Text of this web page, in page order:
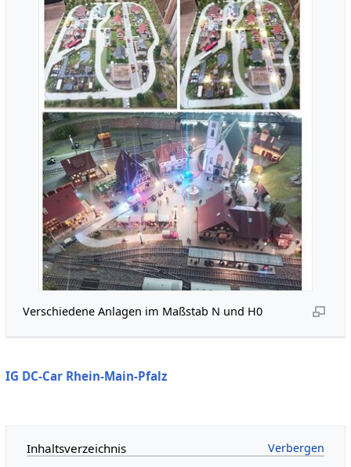
Verschiedene Anlagen im Maßstab N und H0
IG DC-Car Rhein-Main-Pfalz
Inhaltsverzeichnis